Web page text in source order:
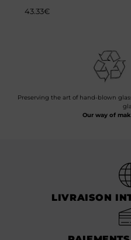
43.33€
Preserving the art of hand-blown
Our way of
LIVRAISON